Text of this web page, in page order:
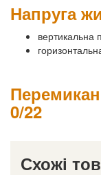
Напруга
вертикальна
0/22
Схожі